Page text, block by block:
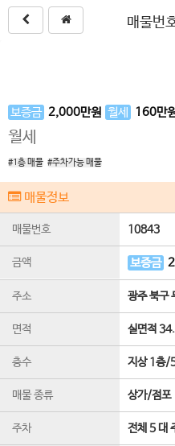
매물번
보증금 2,000만원 월세 160만
월세
#1층 매물 #주차가능 매물
매물정보
매물번호 10843
금액 보증금
주소 광주 북구
면적 실면적
층수 지상 1층/
매물 종류 상가/점포
주차 전체 5 대